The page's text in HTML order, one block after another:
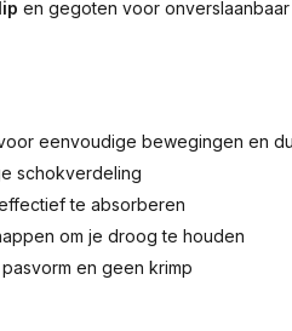
en gegoten voor
eenvoudige bewegingen en
schokverdeling
te absorberen
om je droog te houden
en geen krimp